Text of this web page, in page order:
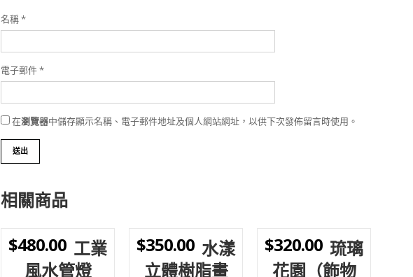
名稱*
電子郵件*
在瀏覽器中儲存顯示名稱、電子郵件地址及個人網站網址，以供下次發佈留言時使用。
相關商品
WISHLIST
$480.00 工業
風水管燈
WISHLIST
$350.00 水漾
立體樹脂畫
WISHLIST
$320.00 琉璃
花園（飾物